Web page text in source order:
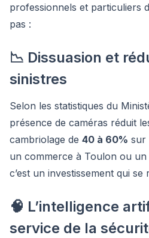
professionnels et particuliers
pas :
📉 Dissuasion et
sinistres
Selon les statistiques du
présence de caméras réduit
cambriolage de 40 à 60% sur
un commerce à Toulon ou
c’est un investissement qui
🧠 L’intelligence
service de la